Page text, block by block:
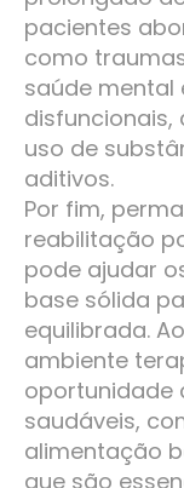
pacientes
como
saúde
uso de
aditivos.
Por fim,
reabilitação
pode ajudar
base sólida
equilibrada.
ambiente
oportunidade
saudáveis,
alimentação
que são